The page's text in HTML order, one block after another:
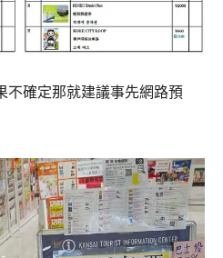
不確定那就建議事先網路預